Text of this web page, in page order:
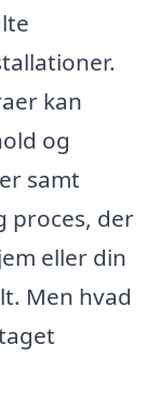
kan
og
samt
proces, der
eller din
Men hvad